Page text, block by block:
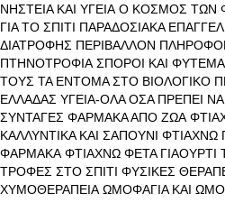
ΝΗΣΤΕΙΑ ΚΑΙ ΥΓΕΙΑ Ο ΚΟΣΜΟΣ ΤΩΝ
ΓΙΑ ΤΟ ΣΠΙΤΙ ΠΑΡΑΔΟΣΙΑΚΑ
ΔΙΑΤΡΟΦΗΣ ΠΕΡΙΒΑΛΛΟΝ
ΠΤΗΝΟΤΡΟΦΙΑ ΣΠΟΡΟΙ ΚΑΙ ΦΥΤΕΜΑ
ΤΟΥΣ ΤΑ ΕΝΤΟΜΑ ΣΤΟ ΒΙΟΛΟΓΙΚΟ
ΕΛΛΑΔΑΣ ΥΓΕΙΑ-ΟΛΑ ΟΣΑ ΠΡΕΠΕΙ
ΣΥΝΤΑΓΕΣ ΦΑΡΜΑΚΑ ΑΠΟ ΖΩΑ
ΚΑΛΛΥΝΤΙΚΑ ΚΑΙ ΣΑΠΟΥΝΙ ΦΤΙΑΧΝΩ
ΦΑΡΜΑΚΑ ΦΤΙΑΧΝΩ ΦΕΤΑ ΓΙΑΟΥΡΤΙ
ΤΡΟΦΕΣ ΣΤΟ ΣΠΙΤΙ ΦΥΣΙΚΕΣ
ΧΥΜΟΘΕΡΑΠΕΙΑ ΩΜΟΦΑΓΙΑ ΚΑΙ